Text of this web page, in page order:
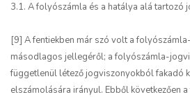
3.1. A folyószámla és a hatálya alá tartozó
[9] A fentiekben már szó volt a
másodlagos jellegéről; a folyószámla-
függetlenül létező jogviszonyokból fakadó
elszámolására irányul. Ebből következően